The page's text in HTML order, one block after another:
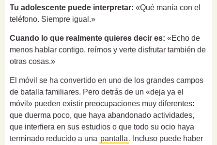
Tu adolescente puede interpretar: «Qué manía con el
teléfono. Siempre igual.»
Cuando lo que realmente quieres decir es: «Echo de
menos hablar contigo, reírnos y verte disfrutar también de
otras cosas.»
El móvil se ha convertido en uno de los grandes campos
de batalla familiares. Pero detrás de un «deja ya el
móvil» pueden existir preocupaciones muy diferentes:
que duerma poco, que haya abandonado actividades,
que interfiera en sus estudios o que todo su ocio haya
terminado reducido a una pantalla . Incluso puede haber